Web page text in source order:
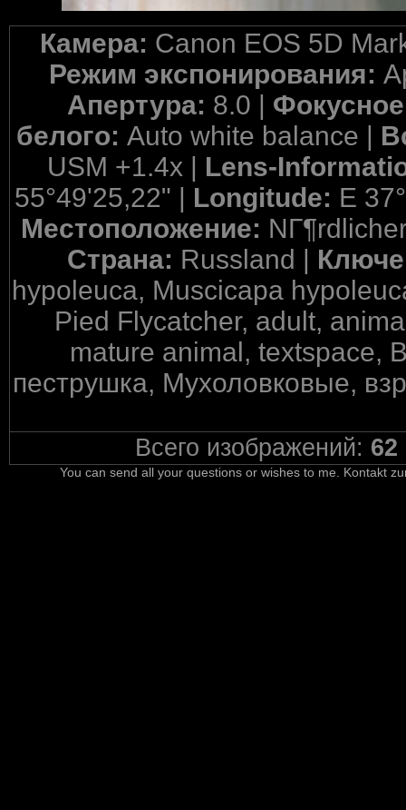
Камера: Canon EOS 5D
Режим экспонирования:
Апертура: 8.0 |
белого:Auto white balance |
USM +1.4x | Lens-
55°49'25,22" | Longitude: E
Местоположение:
Страна: Russland |
hypoleuca, Muscicapa
Pied Flycatcher, adult,
mature animal, textspace,
пеструшка, Мухоловковые,
Всего изображений: 62
You can send all your questions or wishes to me. Kontakt